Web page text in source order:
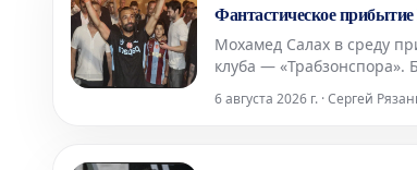
Фантастическое
Мохамед Салах в среду
клуба — «Трабзонспора».
новыми болельщиками,
впечатляющий
6 августа 2026 г. · Сергей